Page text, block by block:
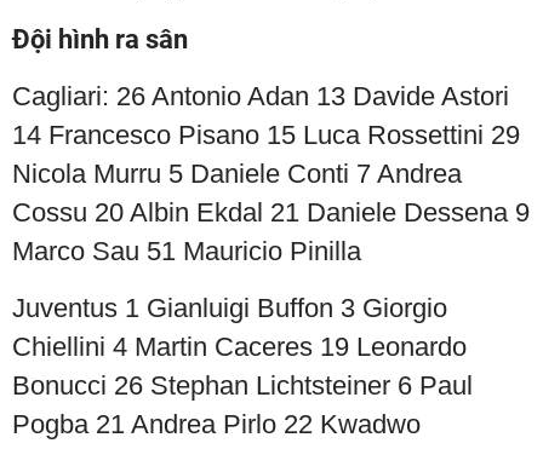
Đội hình ra sân
Cagliari: 26 Antonio Adan 13 Davide Astori
14 Francesco Pisano 15 Luca Rossettini 29
Nicola Murru 5 Daniele Conti 7 Andrea
Cossu 20 Albin Ekdal 21 Daniele Dessena 9
Marco Sau 51 Mauricio Pinilla
Juventus 1 Gianluigi Buffon 3 Giorgio
Chiellini 4 Martin Caceres 19 Leonardo
Bonucci 26 Stephan Lichtsteiner 6 Paul
Pogba 21 Andrea Pirlo 22 Kwadwo